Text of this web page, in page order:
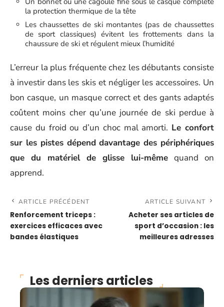
la protection thermique de la tête
Les chaussettes de ski montantes (pas de chaussettes
de sport classiques) évitent les frottements dans la
chaussure de ski et régulent mieux l’humidité
L’erreur la plus fréquente chez les débutants consiste
à investir dans les skis et négliger les accessoires. Un
bon casque, un masque correct et des gants adaptés
coûtent moins cher qu’une journée de ski perdue à
cause du froid ou d’un choc mal amorti. Le confort
sur les pistes dépend davantage des périphériques
que du matériel de glisse lui-même quand on
apprend.
ARTICLE PRÉCÉDENT
Renforcement triceps :
exercices efficaces avec
bandes élastiques
ARTICLE SUIVANT
Acheter ses articles de
sport d’occasion : les
meilleures adresses
Les derniers articles